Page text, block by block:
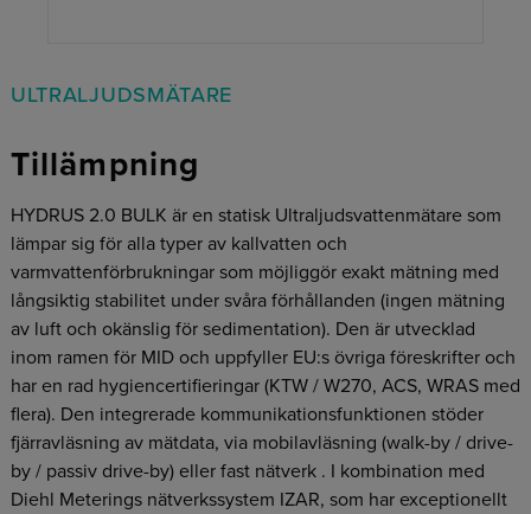
ULTRALJUDSMÄTARE
Tillämpning
HYDRUS 2.0 BULK är en statisk Ultraljudsvattenmätare som
lämpar sig för alla typer av kallvatten och
varmvattenförbrukningar som möjliggör exakt mätning med
långsiktig stabilitet under svåra förhållanden (ingen mätning
av luft och okänslig för sedimentation). Den är utvecklad
inom ramen för MID och uppfyller EU:s övriga föreskrifter och
har en rad hygiencertifieringar (KTW / W270, ACS, WRAS med
flera). Den integrerade kommunikationsfunktionen stöder
fjärravläsning av mätdata, via mobilavläsning (walk-by / drive-
by / passiv drive-by) eller fast nätverk . I kombination med
Diehl Meterings nätverkssystem IZAR, som har exceptionellt